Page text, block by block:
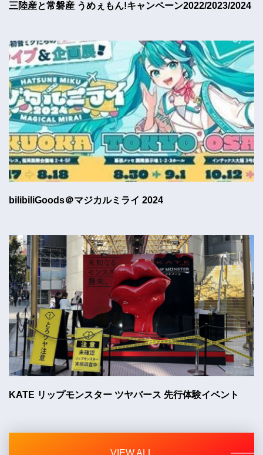
三陸産と常磐産 うめぇもん!キャンペーン2022/2023/2024
bilibiliGoods＠マジカルミライ 2024
KATE リップモンスター ツヤバース 先行体験イベント
VIEW ALL